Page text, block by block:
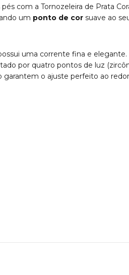
pés com a Tornozeleira de Prata
um ponto de cor suave ao
uma corrente fina e
por quatro pontos de luz
garantem o ajuste perfeito ao